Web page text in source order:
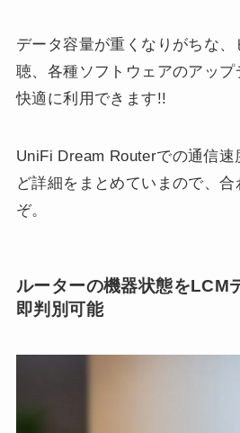
データ容量が重くなりがちな
聴、各種ソフトウェアのアップ
快適に利用できます!!
UniFi Dream Routerでの通信速
ど詳細をまとめていまので、合
ぞ。
ルーターの機器状態をLCM
即判別可能